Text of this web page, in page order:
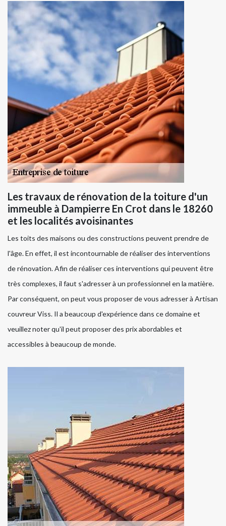
Les travaux de rénovation de la toiture d'un
immeuble à Dampierre En Crot dans le 18260
et les localités avoisinantes
Les toits des maisons ou des constructions peuvent prendre de
l'âge. En effet, il est incontournable de réaliser des interventions
de rénovation. Afin de réaliser ces interventions qui peuvent être
très complexes, il faut s'adresser à un professionnel en la matière.
Par conséquent, on peut vous proposer de vous adresser à Artisan
couvreur Viss. Il a beaucoup d'expérience dans ce domaine et
veuillez noter qu'il peut proposer des prix abordables et
accessibles à beaucoup de monde.